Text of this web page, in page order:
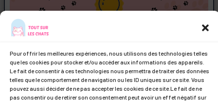
Pour offrir les meilleures expériences, nous utilisons des technologies telles
que les cookies pour stocker et/ou accéder aux informations des appareils.
Le fait de consentir à ces technologies nous permettra de traiter des données
telles que le comportement de navigation ou les ID uniques sur ce site. Vous
pouvez aussi décider de ne pas accepter les cookies de ce site.Le fait de ne
pas consentir ou de retirer son consentement peut avoir un effet négatif sur